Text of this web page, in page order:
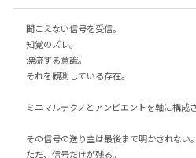
聞こえない信号を受信。
知覚のズレ。
漂流する意識。
それを観測している存在。
ミニマルテクノとアンビエントを軸に構成
その信号の送り主は最後まで明かされない。
ただ、信号だけが残る。